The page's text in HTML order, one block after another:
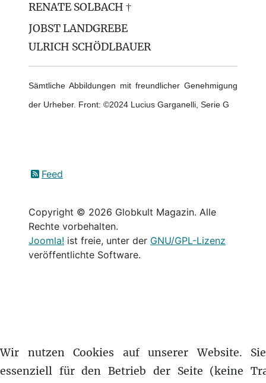
RENATE SOLBACH †
JOBST LANDGREBE
ULRICH SCHÖDLBAUER
Sämtliche Abbildungen mit freundlicher Genehmigung
der Urheber. Front: ©2024 Lucius Garganelli, Serie G
Feed
Copyright © 2026 Globkult Magazin. Alle
Rechte vorbehalten.
Joomla! ist freie, unter der GNU/GPL-Lizenz
veröffentlichte Software.
Wir nutzen Cookies auf unserer Website.
essenziell für den Betrieb der Seite (keine